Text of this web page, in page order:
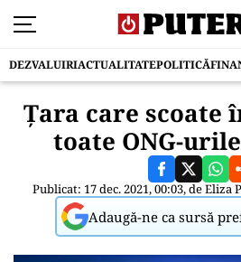
DEZVALUIRIACTUALITATEPOLITICĂ
Țara care scoate
toate ONG-
Publicat: 17 dec. 2021, 00:03, deEliza
Adaugă-ne ca sursă